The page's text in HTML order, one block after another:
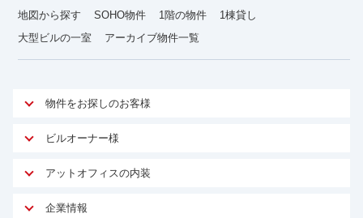
地図から探す
SOHO物件 1階の物件
1棟貸し
大型ビルの一室
アーカイブ物件一覧
物件をお探しのお客様
アットオフィスが選ばれる理由
ご契約者様インタビュー
オフィスお役立ちコラム
ビルオーナー様
オーナー様向けサービス
マイソク作成
アットオフィスの内装
サービス内容
企業情報